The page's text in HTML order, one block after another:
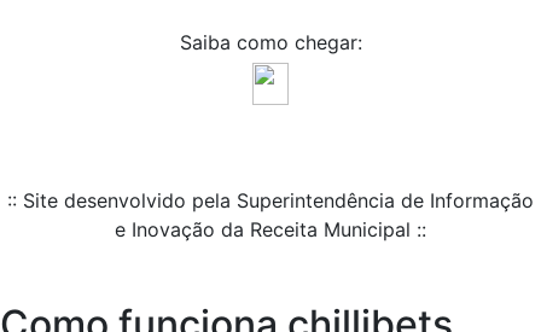
Saiba como chegar:
:: Site desenvolvido pela Superintendência de Informação
e Inovação da Receita Municipal ::